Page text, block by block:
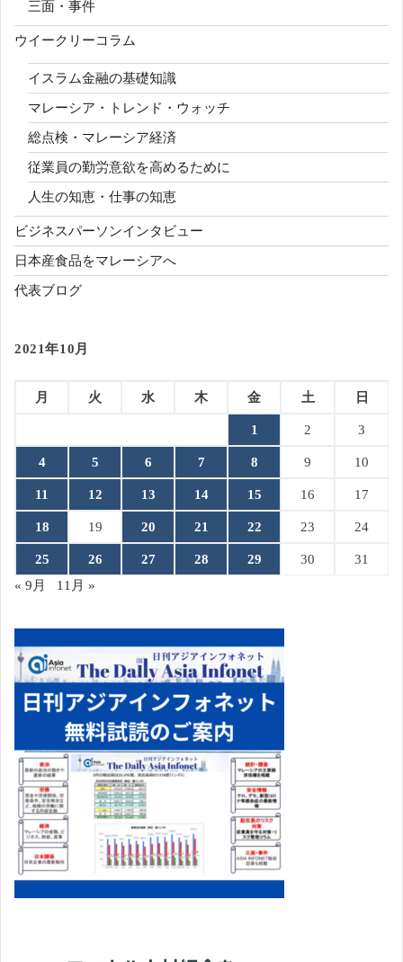
三面・事件
ウイークリーコラム
イスラム金融の基礎知識
マレーシア・トレンド・ウォッチ
総点検・マレーシア経済
従業員の勤労意欲を高めるために
人生の知恵・仕事の知恵
ビジネスパーソンインタビュー
日本産食品をマレーシアへ
代表ブログ
2021年10月
月 火 水 木 金 土 日
1 2 3
4 5 6 7 8 9 10
11 12 13 14 15 16 17
18 19 20 21 22 23 24
25 26 27 28 29 30
31
« 9月
11月 »